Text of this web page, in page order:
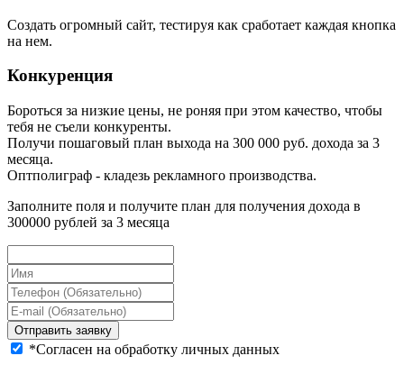
Создать огромный сайт, тестируя как сработает каждая кнопка
на нем.
Конкуренция
Бороться за низкие цены, не роняя при этом качество, чтобы
тебя не съели конкуренты.
Получи пошаговый план выхода на 300 000 руб. дохода за 3
месяца.
Оптполиграф - кладезь рекламного производства.
Заполните поля и получите план для получения дохода в
300000 рублей за 3 месяца
Отправить заявку
*Согласен на обработку личных данных